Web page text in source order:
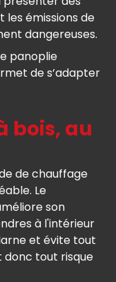
les émissions de
dangereuses.
panoplie
de s’adapter
bois, au
de chauffage
Le
son
à l'intérieur
et évite tout
donc tout risque